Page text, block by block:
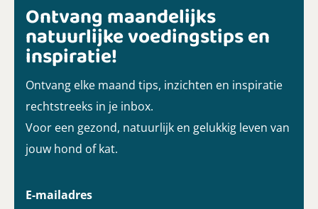
Ontvang maandelijks
natuurlijke voedingstips en
inspiratie!
Ontvang elke maand tips, inzichten en inspiratie
rechtstreeks in je inbox.
Voor een gezond, natuurlijk en gelukkig leven van
jouw hond of kat.
E-mailadres